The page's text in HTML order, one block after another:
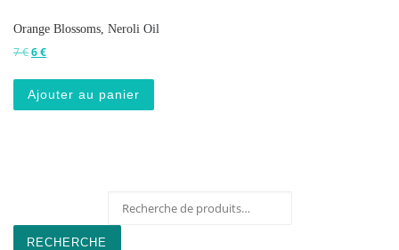
Orange Blossoms, Neroli Oil
7€Le prix initial était : 7 €.
6€Le prix actuel est : 6 €.
Ajouter au panier
RECHERCHE